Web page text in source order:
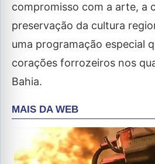
compromisso com a arte, a
preservação da cultura
uma programação especial
corações forrozeiros nos
Bahia.